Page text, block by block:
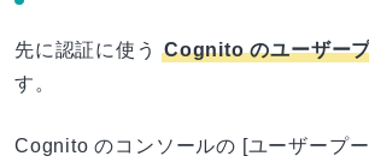
先に認証に使うCognito のユーザー
す。
Cognito のコンソールの [ユーザープ